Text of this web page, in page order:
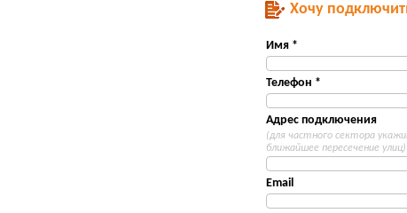
Хочу
Имя *
Телефон *
Адрес подключения
(для частного сектора
ближайшее пересечение улиц)
Email